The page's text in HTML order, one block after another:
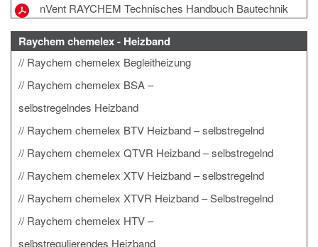
nVent RAYCHEM Technisches Handbuch Bautechnik
Raychem chemelex - Heizband
Raychem chemelex Begleitheizung
Raychem chemelex BSA –
selbstregelndes Heizband
Raychem chemelex BTV Heizband – selbstregelnd
Raychem chemelex QTVR Heizband – selbstregelnd
Raychem chemelex XTV Heizband – selbstregelnd
Raychem chemelex XTVR Heizband – Selbstregelnd
Raychem chemelex HTV –
selbstregulierendes Heizband